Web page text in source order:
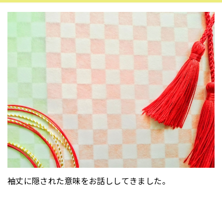
袖丈に隠された意味をお話ししてきました。